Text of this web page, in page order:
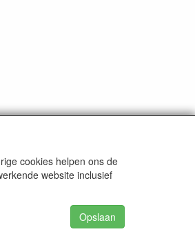
nr. 01122450 /
cookies helpen ons de
website inclusief
Opslaan